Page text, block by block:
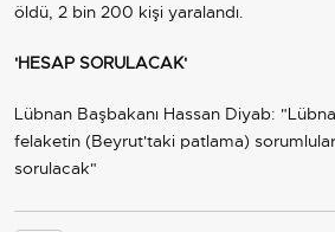
öldü, 2 bin 200 kişi yaralandı.
'HESAP SORULACAK'
Lübnan Başbakanı Hassan Diyab:
felaketin (Beyrut'taki patlama)
sorulacak"